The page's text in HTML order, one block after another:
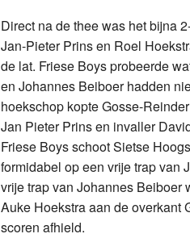
Direct na de thee was het bijna
Jan-Pieter Prins en Roel
de lat. Friese Boys probeerde
en Johannes Beiboer hadden
hoekschop kopte Gosse-
Jan Pieter Prins en invaller
Friese Boys schoot Sietse
formidabel op een vrije trap van
vrije trap van Johannes Beiboer
Auke Hoekstra aan de overkant
scoren afhield.